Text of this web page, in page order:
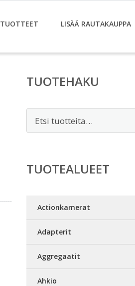
TUOTTEET LISÄÄ RAUTAKAUPPA
TUOTEHAKU
TUOTEALUEET
Actionkamerat
Adapterit
Aggregaatit
Ahkio